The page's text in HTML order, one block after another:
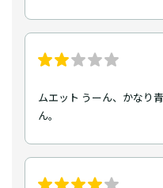
ムエット うーん、かなり
ん。